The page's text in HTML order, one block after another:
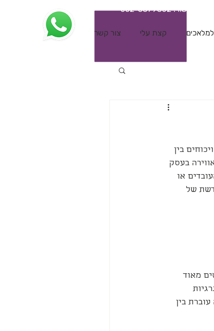
תקשור:052-3879802
למלאכים קצת עלי צור קשר
בין
בעסק
או
של
מאוד
בין